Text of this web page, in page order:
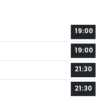
19:00
19:00
21:30
21:30